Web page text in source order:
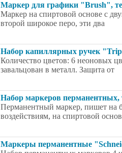
Маркер для графики "Brush",
Маркер на спиртовой основе с
второй широкое перо, эти два
Набор капиллярных ручек
Количество цветов: 6 неоновых
завальцован в металл. Защита от
Набор маркеров перманентных,
Перманентный маркер, пишет на
воздействиям, на спиртовой
Маркеры перманентные